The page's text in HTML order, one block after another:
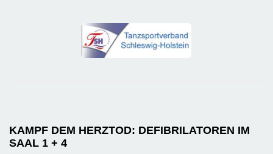
KAMPF DEM HERZTOD: DEFIBRILATOREN IM
SAAL 1 + 4